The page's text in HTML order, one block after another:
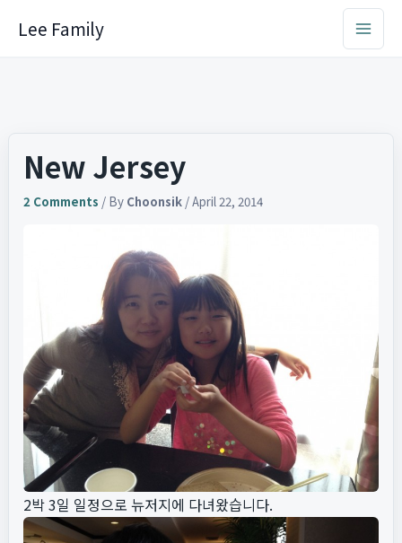
Lee Family
New Jersey
2 Comments / By Choonsik /April 22, 2014
2박 3일 일정으로 뉴저지에 다녀왔습니다.